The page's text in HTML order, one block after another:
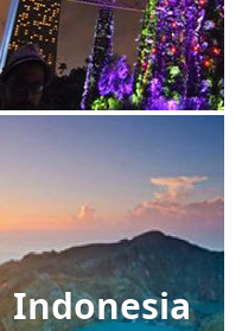
Indonesia